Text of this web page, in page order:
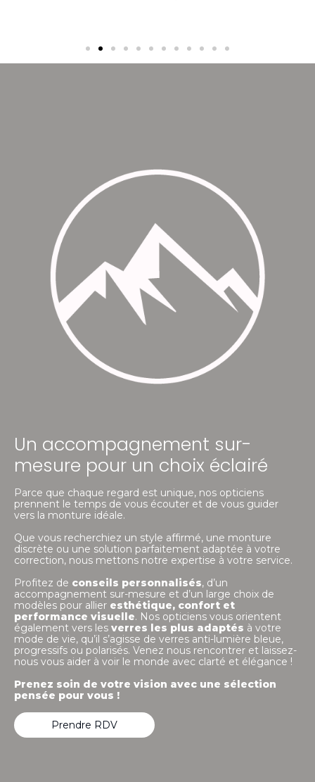
Un accompagnement sur-
mesure pour un choix éclairé
Parce que chaque regard est unique, nos opticiens
prennent le temps de vous écouter et de vous guider
vers la monture idéale.
Que vous recherchiez un style affirmé, une monture
discrète ou une solution parfaitement adaptée à votre
correction, nous mettons notre expertise à votre service.
Profitez de conseils personnalisés, d’un
accompagnement sur-mesure et d’un large choix de
modèles pour allier esthétique, confort et
performance visuelle. Nos opticiens vous orientent
également vers les verres les plus adaptés à votre
mode de vie, qu’il s’agisse de verres anti-lumière bleue,
progressifs ou polarisés. Venez nous rencontrer et laissez-
nous vous aider à voir le monde avec clarté et élégance !
Prenez soin de votre vision avec une sélection
pensée pour vous !
Prendre RDV